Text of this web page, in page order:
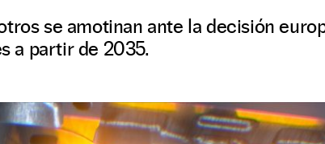
se amotinan ante la decisión
a partir de 2035.